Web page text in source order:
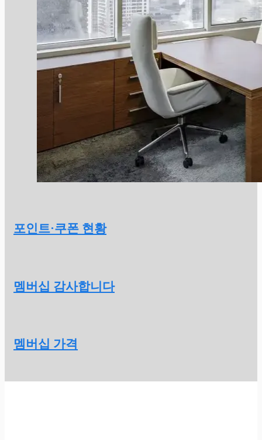
포인트·쿠폰 현황
멤버십 감사합니다
멤버십 가격